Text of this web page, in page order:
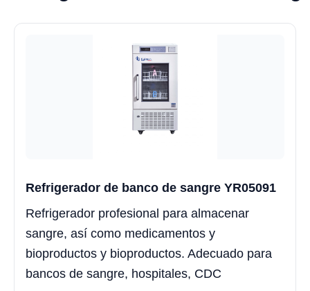
Refrigerador de banco de sangre YR05091
Refrigerador profesional para almacenar
sangre, así como medicamentos y
bioproductos y bioproductos. Adecuado para
bancos de sangre, hospitales, CDC